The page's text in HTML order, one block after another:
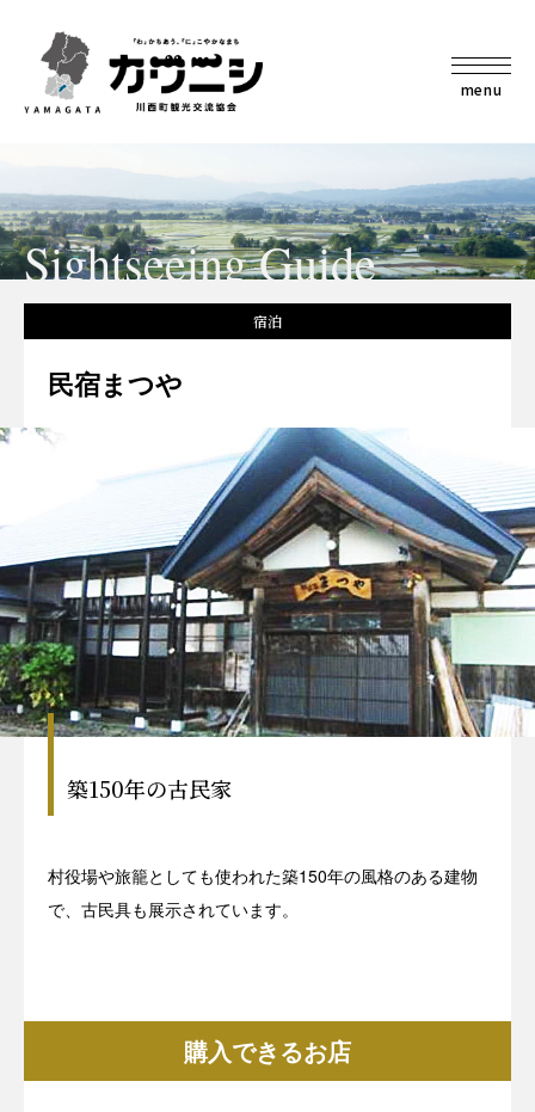
menu
Sightseeing Guide
宿泊
民宿まつや
築150年の古民家
村役場や旅籠としても使われた築150年の風格のある建物
で、古民具も展示されています。
購入できるお店